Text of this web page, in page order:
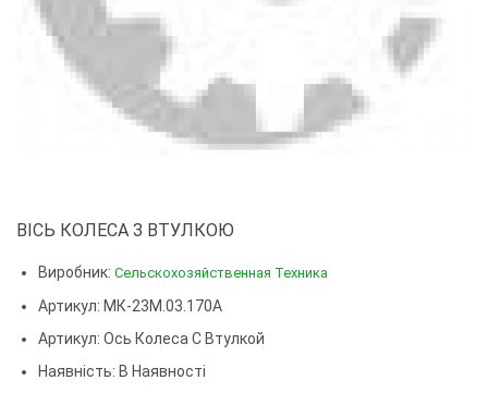
ВІСЬ КОЛЕСА З ВТУЛКОЮ
Виробник: Сельскохозяйственная Техника
Артикул: МК-23М.03.170А
Артикул: Ось Колеса С Втулкой
Наявність: В Наявності